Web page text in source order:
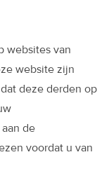
websites van
website zijn
deze derden op
de
voordat u van